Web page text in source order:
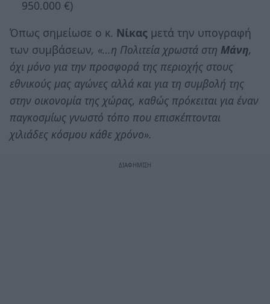
950.000 €)
Όπως σημείωσε ο κ. Νίκας μετά την υπογραφή
των συμβάσεων, «…η Πολιτεία χρωστά στη Μάνη,
όχι μόνο για την προσφορά της περιοχής στους
εθνικούς μας αγώνες αλλά και για τη συμβολή της
στην οικονομία της χώρας, καθώς πρόκειται για έναν
παγκοσμίως γνωστό τόπο που επισκέπτονται
χιλιάδες κόσμου κάθε χρόνο».